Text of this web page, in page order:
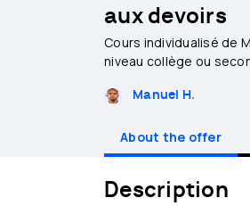
aux devoirs
Cours individualisé de
niveau collège ou
Manuel H.
About the offer
Description